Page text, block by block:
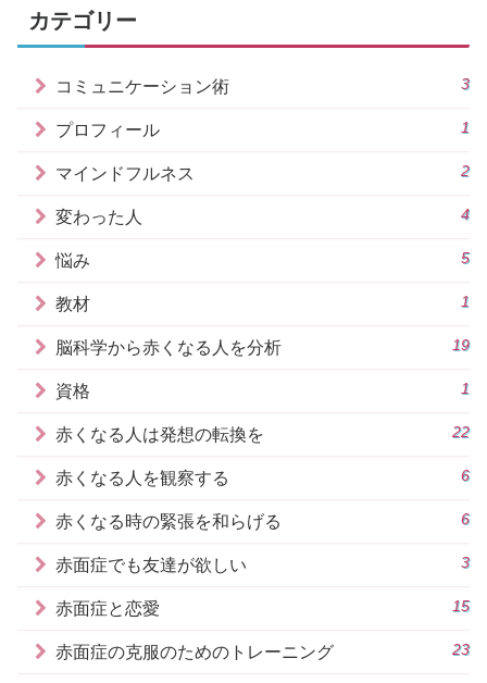
カテゴリー
コミュニケーション術 3
プロフィール 1
マインドフルネス 2
変わった人 4
悩み 5
教材 1
脳科学から赤くなる人を分析 19
資格 1
赤くなる人は発想の転換を 22
赤くなる人を観察する 6
赤くなる時の緊張を和らげる 6
赤面症でも友達が欲しい 3
赤面症と恋愛 15
赤面症の克服のためのトレーニング 23